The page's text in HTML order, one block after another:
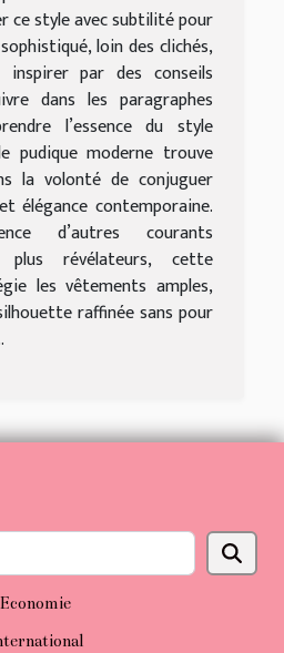
ce style avec subtilité pour
loin des clichés,
inspirer par des conseils
dans les paragraphes
l’essence du style
pudique moderne trouve
la volonté de conjuguer
élégance contemporaine.
d’autres courants
plus révélateurs, cette
les vêtements amples,
raffinée sans pour
Economie